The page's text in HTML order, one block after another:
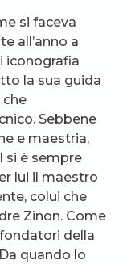
si faceva
all’anno a
iconografia
la sua guida
che
Sebbene
e maestria,
si è sempre
lui il maestro
colui che
Zinon. Come
della
quando lo